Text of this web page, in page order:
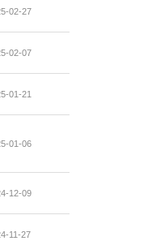
02-27
02-07
01-21
01-06
12-09
11-27